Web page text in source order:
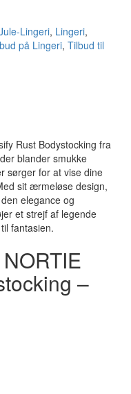
Lingeri, Lingeri,
på Lingeri, Tilbud til
Rust Bodystocking fra
blander smukke
sørger for at vise dine
sit ærmeløse design,
elegance og
et strejf af legende
fantasien.
NORTIE
–